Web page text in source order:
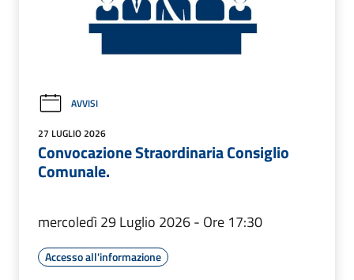
AVVISI
27 LUGLIO 2026
Convocazione Straordinaria Consiglio
Comunale.
mercoledì 29 Luglio 2026 - Ore 17:30
Accesso all'informazione